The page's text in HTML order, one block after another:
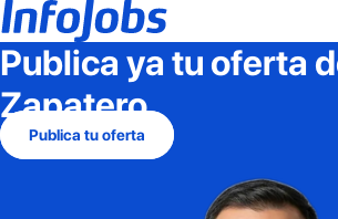
Publica ya tu oferta
Zapatero
Publica tu oferta